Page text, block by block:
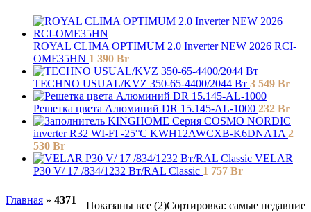
ROYAL CLIMA OPTIMUM 2.0 Inverter NEW 2026 RCI-
OME35HN 1 390 Br
TECHNO USUAL/KVZ 350-65-4400/2044 Вт 3 549 Br
Решетка цвета Алюминий DR 15.145-AL-1000 232 Br
KINGHOME Серия COSMO NORDIC
inverter R32 WI-FI -25°C KWH12AWCXB-K6DNA1A 2
530 Br
VELAR
P30 V/ 17 /834/1232 Вт/RAL Classic 1 757 Br
Главная » 4371 Показаны все (2)Сортировка: самые недавние